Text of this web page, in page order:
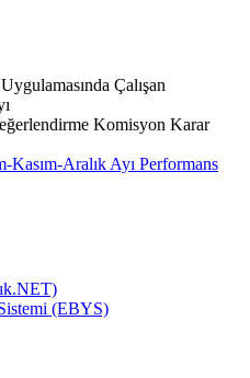
Çalışan
Komisyon Karar
Aralık Ayı Performans
(EBYS)